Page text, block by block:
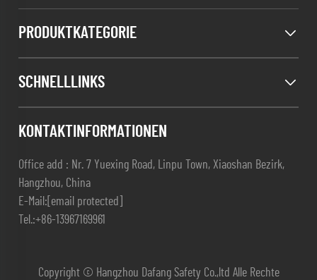
PRODUKTKATEGORIE
SCHNELLLINKS
KONTAKTINFORMATIONEN
Office add : Nr. 7 Yuexing Road, Linpu Town, Xiaoshan Bezirk,
Hangzhou, China
E-Mail: [email protected]
Tel.:+86-13967169961
Copyright © Hangzhou Dafang Safety Co.,ltd Alle Rechte